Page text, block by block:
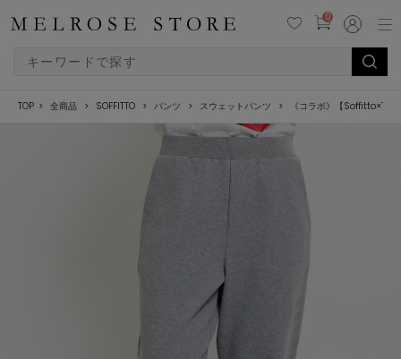
0
TOP 全商品 SOFFITTO パンツ スウェットパンツ 《コラボ》【